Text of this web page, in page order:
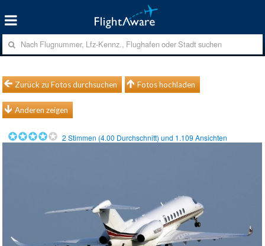
Zurück zu Fotos durchsuchen Fotos hochladen
Anderen zeigen
2 Stimmen (4.00 Durchschnitt) und 1.109 Ansichten